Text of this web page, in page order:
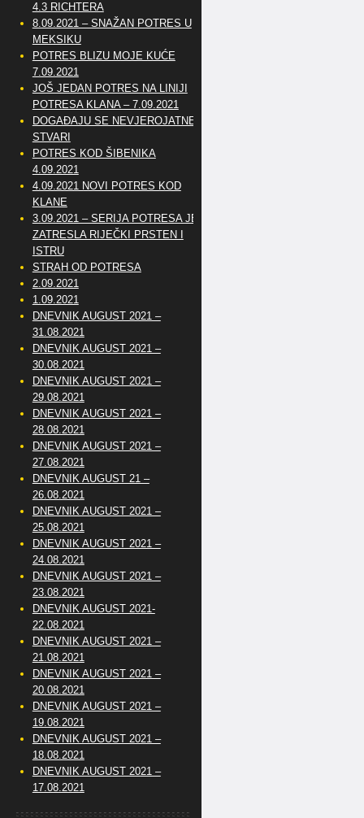
4.3 RICHTERA
8.09.2021 – SNAŽAN POTRES U
MEKSIKU
POTRES BLIZU MOJE KUĆE
7.09.2021
JOŠ JEDAN POTRES NA LINIJI
POTRESA KLANA – 7.09.2021
DOGAĐAJU SE NEVJEROJATNE
STVARI
POTRES KOD ŠIBENIKA
4.09.2021
4.09.2021 NOVI POTRES KOD
KLANE
3.09.2021 – SERIJA POTRESA JE
ZATRESLA RIJEČKI PRSTEN I
ISTRU
STRAH OD POTRESA
2.09.2021
1.09.2021
DNEVNIK AUGUST 2021 –
31.08.2021
DNEVNIK AUGUST 2021 –
30.08.2021
DNEVNIK AUGUST 2021 –
29.08.2021
DNEVNIK AUGUST 2021 –
28.08.2021
DNEVNIK AUGUST 2021 –
27.08.2021
DNEVNIK AUGUST 21 –
26.08.2021
DNEVNIK AUGUST 2021 –
25.08.2021
DNEVNIK AUGUST 2021 –
24.08.2021
DNEVNIK AUGUST 2021 –
23.08.2021
DNEVNIK AUGUST 2021-
22.08.2021
DNEVNIK AUGUST 2021 –
21.08.2021
DNEVNIK AUGUST 2021 –
20.08.2021
DNEVNIK AUGUST 2021 –
19.08.2021
DNEVNIK AUGUST 2021 –
18.08.2021
DNEVNIK AUGUST 2021 –
17.08.2021